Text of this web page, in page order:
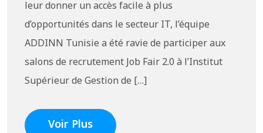
leur donner un accès facile à plus
d’opportunités dans le secteur IT, l’équipe
ADDINN Tunisie a été ravie de participer aux
salons de recrutement Job Fair 2.0 à l’Institut
Supérieur de Gestion de […]
Voir Plus